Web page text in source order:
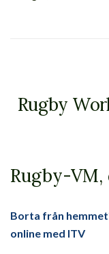
Rugby
Rugby-
Borta från
online med ITV